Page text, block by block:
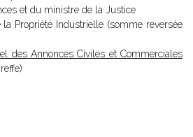
et du ministre de la Justice
la Propriété Industrielle (somme reversée
des Annonces Civiles et Commerciales